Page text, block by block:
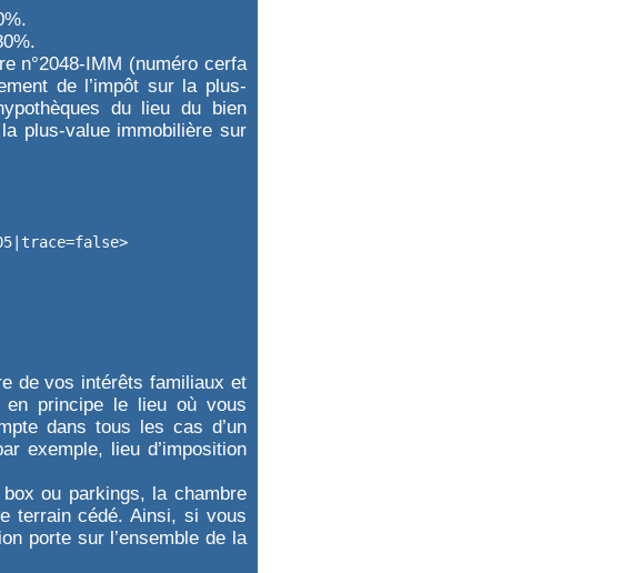
n°2048-IMM (numéro cerfa
de l’impôt sur la plus-
du lieu du bien
plus-value immobilière sur
de vos intérêts familiaux et
en principe le lieu où vous
dans tous les cas d’un
exemple, lieu d’imposition
ou parkings, la chambre
terrain cédé. Ainsi, si vous
porte sur l’ensemble de la